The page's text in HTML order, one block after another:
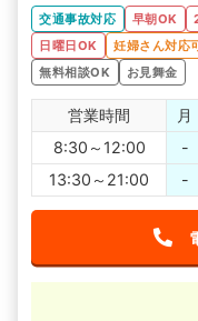
交通事故対応 早朝OK
日曜日OK
妊婦さん対応
無料相談OK
お見舞金
営業時間 月
8:30～12:00
-
13:30～21:00
-